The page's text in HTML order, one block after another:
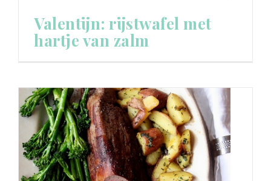
Valentijn: rijstwafel met
hartje van zalm